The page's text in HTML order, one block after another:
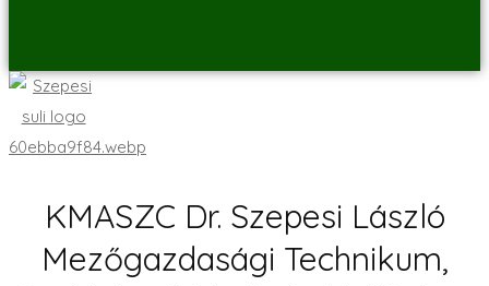
KMASZC Dr. Szepesi László
Mezőgazdasági Technikum,